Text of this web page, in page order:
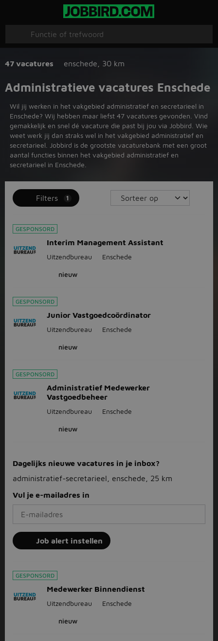
47 vacatures enschede 30 km
Administratieve vacatures Enschede
Wil jij werken in het vakgebied administratief en secretarieel in
Enschede? Wij hebben maar liefst 47 vacatures gevonden. Vind
gemakkelijk en snel dé vacature die past bij jou via Jobbird. Wie
weet werk jij dan straks wel in het vakgebied administratief en
secretarieel. Jobbird is de grootste vacaturebank met een groot
aantal functies binnen het vakgebied administratief en
secretarieel in Enschede.
Filters 1
GESPONSORD
Interim Management Assistant
Uitzendbureau Enschede
nieuw
GESPONSORD
Junior Vastgoedcoördinator
Uitzendbureau Enschede
nieuw
GESPONSORD
Administratief Medewerker
Vastgoedbeheer
Uitzendbureau Enschede
nieuw
Dagelijks nieuwe vacatures in je inbox?
administratief-secretarieel, enschede, 25 km
Vul je e-mailadres in
Job alert instellen
GESPONSORD
Medewerker Binnendienst
Uitzendbureau Enschede
nieuw